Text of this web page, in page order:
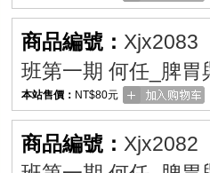
商品編號： Xjx2083
班第一期 何任_脾
本站售價： NT$80元
商品編號： Xjx2082